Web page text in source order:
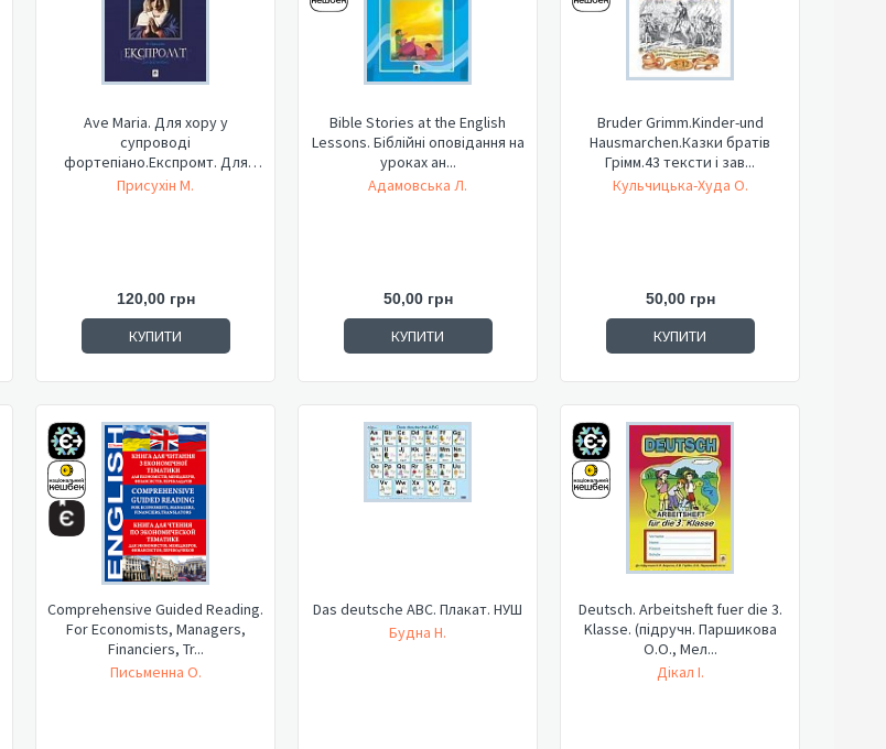
Ave Maria. Для хору у
супроводі
фортепіано.Експромт. Для
фортепіано.
Присухін М.
120,00 грн
КУПИТИ
Bible Stories at the English
Lessons. Біблійні оповідання на
уроках ан...
Адамовська Л.
50,00 грн
КУПИТИ
Bruder Grimm.Kinder-und
Hausmarchen.Казки братів
Грімм.43 тексти і зав...
Кульчицька-Худа О.
50,00 грн
КУПИТИ
Comprehensive Guided Reading.
For Economists, Managers,
Financiers, Tr...
Письменна О.
Das deutsche ABC. Плакат. НУШ
Будна Н.
Deutsch. Arbeitsheft fuer die 3.
Klasse. (підручн. Паршикова
О.О., Мел...
Дікал І.